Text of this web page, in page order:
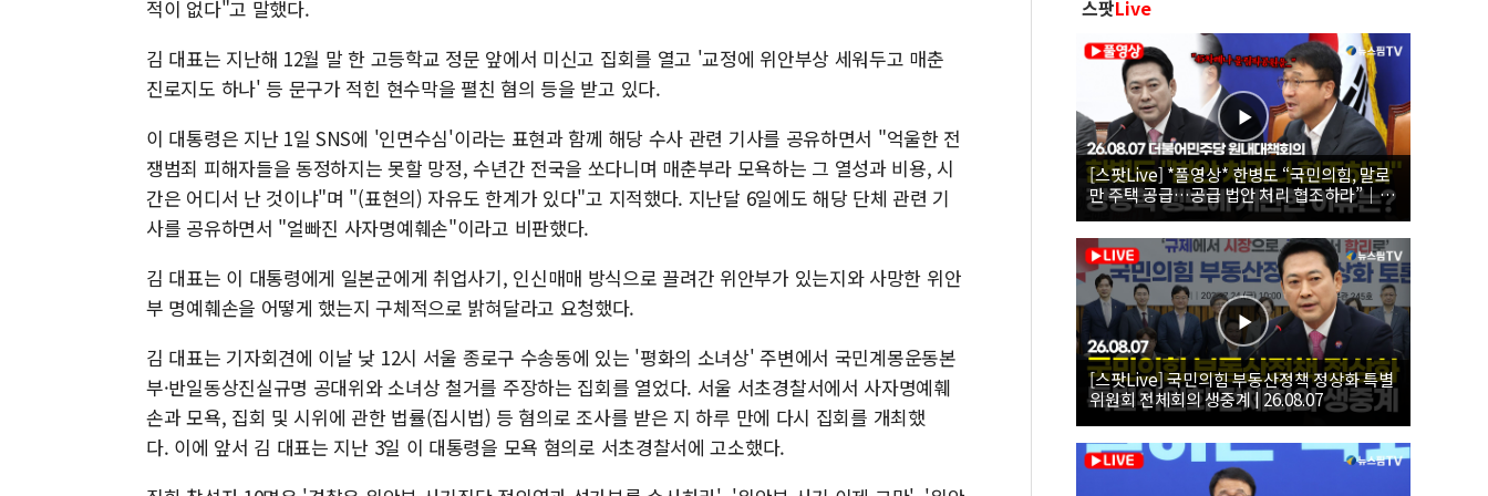
적이 없다"고 말했다.
김 대표는 지난해 12월 말 한 고등학교 정문 앞에서 미신고 집회를 열고 '교정에 위안부상 세워두고 매춘
진로지도 하나' 등 문구가 적힌 현수막을 펼친 혐의 등을 받고 있다.
이 대통령은 지난 1일 SNS에 '인면수심'이라는 표현과 함께 해당 수사 관련 기사를 공유하면서 "억울한 전
쟁범죄 피해자들을 동정하지는 못할 망정, 수년간 전국을 쏘다니며 매춘부라 모욕하는 그 열성과 비용, 시
간은 어디서 난 것이냐"며 "(표현의) 자유도 한계가 있다"고 지적했다. 지난달 6일에도 해당 단체 관련 기
사를 공유하면서 "얼빠진 사자명예훼손"이라고 비판했다.
김 대표는 이 대통령에게 일본군에게 취업사기, 인신매매 방식으로 끌려간 위안부가 있는지와 사망한 위안
부 명예훼손을 어떻게 했는지 구체적으로 밝혀달라고 요청했다.
김 대표는 기자회견에 이날 낮 12시 서울 종로구 수송동에 있는 '평화의 소녀상' 주변에서 국민계몽운동본
부·반일동상진실규명 공대위와 소녀상 철거를 주장하는 집회를 열었다. 서울 서초경찰서에서 사자명예훼
손과 모욕, 집회 및 시위에 관한 법률(집시법) 등 혐의로 조사를 받은 지 하루 만에 다시 집회를 개최했
다. 이에 앞서 김 대표는 지난 3일 이 대통령을 모욕 혐의로 서초경찰서에 고소했다.
스팟Live
[스팟Live] *풀영상* 한병도 “국민의힘, 말로
만 주택 공급…공급 법안 처리 협조하라”｜
26.08.07 더불어민주당 원내대책회의
[스팟Live] 국민의힘 부동산정책 정상화 특별
위원회 전체회의 생중계 | 26.08.07